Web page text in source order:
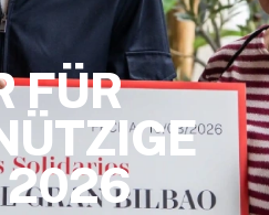
FÜR
2026